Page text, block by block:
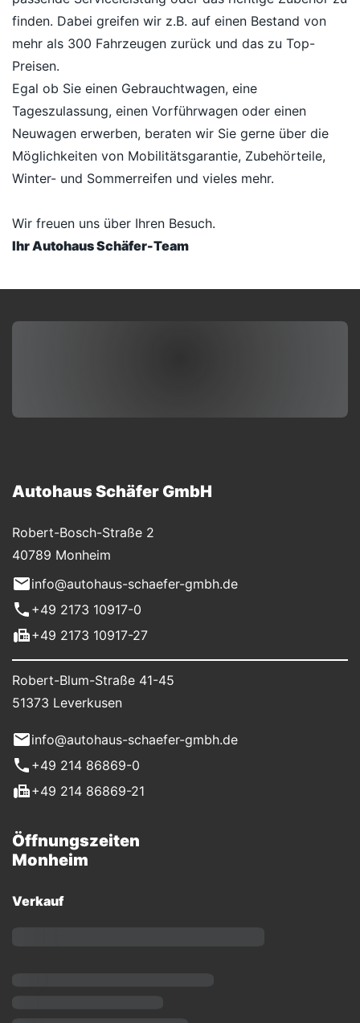
finden. Dabei greifen wir z.B. auf einen Bestand von
mehr als 300 Fahrzeugen zurück und das zu Top-
Preisen.
Egal ob Sie einen Gebrauchtwagen, eine
Tageszulassung, einen Vorführwagen oder einen
Neuwagen erwerben, beraten wir Sie gerne über die
Möglichkeiten von Mobilitätsgarantie, Zubehörteile,
Winter- und Sommerreifen und vieles mehr.
Wir freuen uns über Ihren Besuch.
Ihr Autohaus Schäfer-Team
Autohaus Schäfer GmbH
Robert-Bosch-Straße 2
40789 Monheim
info@autohaus-schaefer-gmbh.de
+49 2173 10917-0
+49 2173 10917-27
Robert-Blum-Straße 41-45
51373 Leverkusen
info@autohaus-schaefer-gmbh.de
+49 214 86869-0
+49 214 86869-21
Öffnungszeiten
Monheim
Verkauf